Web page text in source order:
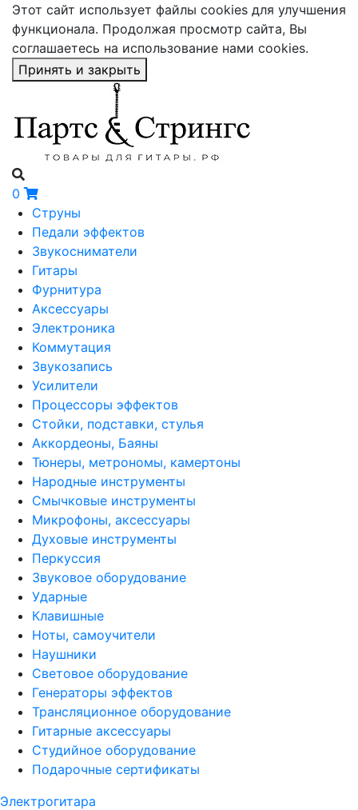
Этот сайт использует файлы cookies для улучшения
функционала. Продолжая просмотр сайта, Вы
соглашаетесь на использование нами cookies.
Принять и закрыть
0
Струны
Педали эффектов
Звукосниматели
Гитары
Фурнитура
Аксессуары
Электроника
Коммутация
Звукозапись
Усилители
Процессоры эффектов
Стойки, подставки, стулья
Аккордеоны, Баяны
Тюнеры, метрономы, камертоны
Народные инструменты
Смычковые инструменты
Микрофоны, аксессуары
Духовые инструменты
Перкуссия
Звуковое оборудование
Ударные
Клавишные
Ноты, самоучители
Наушники
Световое оборудование
Генераторы эффектов
Трансляционное оборудование
Гитарные аксессуары
Студийное оборудование
Подарочные сертификаты
Электрогитара